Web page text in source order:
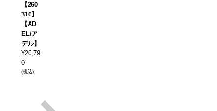
【260
310】
【AD
EL/ア
デル】
¥20,79
0
(税込)